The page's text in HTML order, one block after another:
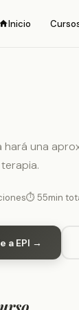
Inicio
hará una
⏱ 55min
a EPI →